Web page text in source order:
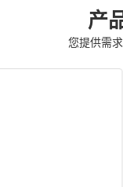
产
您提供需